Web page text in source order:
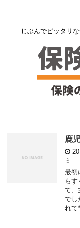
じぶんでピッタリ
鹿
ミ
最初
らす
て、
でし
れて